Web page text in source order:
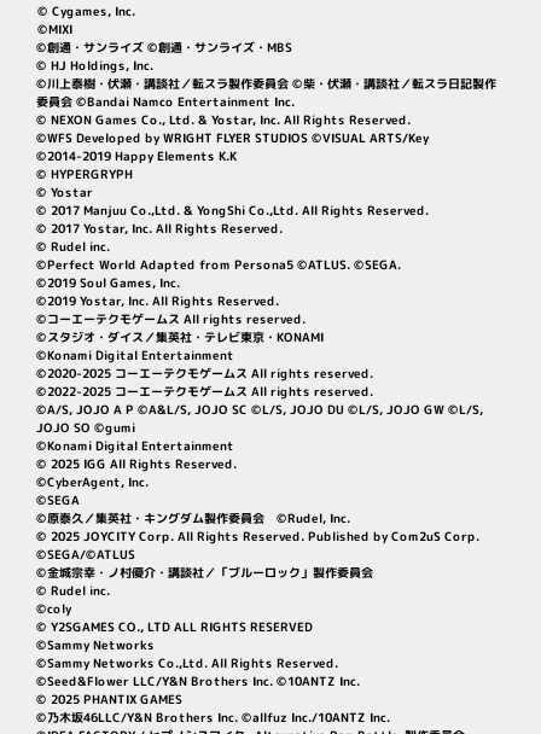
© Cygames, Inc.
©MIXI
©創通・サンライズ ©創通・サンライズ・MBS
© HJ Holdings, Inc.
©川上泰樹・伏瀬・講談社／転スラ製作委員会 ©柴・伏瀬・講談社／転スラ日記製作
委員会 ©Bandai Namco Entertainment Inc.
© NEXON Games Co., Ltd. & Yostar, Inc. All Rights Reserved.
©WFS Developed by WRIGHT FLYER STUDIOS ©VISUAL ARTS/Key
©2014-2019 Happy Elements K.K
© HYPERGRYPH
© Yostar
© 2017 Manjuu Co.,Ltd. & YongShi Co.,Ltd. All Rights Reserved.
© 2017 Yostar, Inc. All Rights Reserved.
© Rudel inc.
©Perfect World Adapted from Persona5 ©ATLUS. ©SEGA.
©2019 Soul Games, Inc.
©2019 Yostar, Inc. All Rights Reserved.
©コーエーテクモゲームス All rights reserved.
©スタジオ・ダイス／集英社・テレビ東京・KONAMI
©Konami Digital Entertainment
©2020-2025 コーエーテクモゲームス All rights reserved.
©2022-2025 コーエーテクモゲームス All rights reserved.
©A/S, JOJO A P ©A&L/S, JOJO SC ©L/S, JOJO DU ©L/S, JOJO GW ©L/S,
JOJO SO ©gumi
©Konami Digital Entertainment
© 2025 IGG All Rights Reserved.
©CyberAgent, Inc.
©SEGA
©原泰久／集英社・キングダム製作委員会 ©Rudel, Inc.
© 2025 JOYCITY Corp. All Rights Reserved. Published by Com2uS Corp.
©SEGA/©ATLUS
©金城宗幸・ノ村優介・講談社／「ブルーロック」製作委員会
© Rudel inc.
©coly
© Y2SGAMES CO., LTD ALL RIGHTS RESERVED
©Sammy Networks
©Sammy Networks Co.,Ltd. All Rights Reserved.
©Seed&Flower LLC/Y&N Brothers Inc. ©10ANTZ Inc.
© 2025 PHANTIX GAMES
©乃木坂46LLC/Y&N Brothers Inc. ©allfuz Inc./10ANTZ Inc.